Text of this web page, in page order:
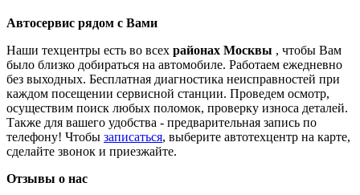
Автосервис рядом с Вами
Наши техцентры есть во всех районах Москвы , чтобы Вам
было близко добираться на автомобиле. Работаем ежедневно
без выходных. Бесплатная диагностика неисправностей при
каждом посещении сервисной станции. Проведем осмотр,
осуществим поиск любых поломок, проверку износа деталей.
Также для вашего удобства - предварительная запись по
телефону! Чтобы записаться, выберите автотехцентр на карте,
сделайте звонок и приезжайте.
Отзывы о нас